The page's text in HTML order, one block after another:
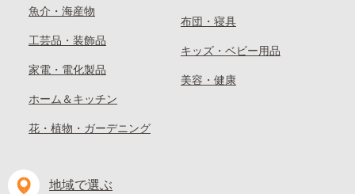
魚介・海産物
工芸品・装飾品
家電・電化製品
ホーム＆キッチン
花・植物・ガーデニング
布団・寝具
キッズ・ベビー用品
美容・健康
地域で選ぶ